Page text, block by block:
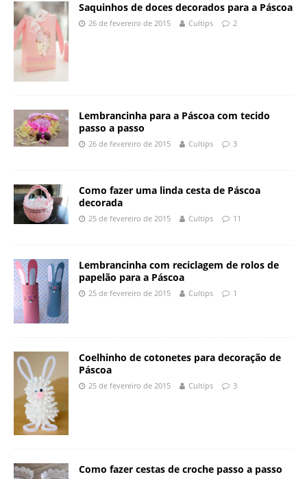
Saquinhos de doces decorados para a Páscoa
26 de fevereiro de 2015 Cultips 2
Lembrancinha para a Páscoa com tecido
passo a passo
26 de fevereiro de 2015 Cultips 3
Como fazer uma linda cesta de Páscoa
decorada
25 de fevereiro de 2015 Cultips 11
Lembrancinha com reciclagem de rolos de
papelão para a Páscoa
25 de fevereiro de 2015 Cultips 1
Coelhinho de cotonetes para decoração de
Páscoa
25 de fevereiro de 2015 Cultips 3
Como fazer cestas de croche passo a passo